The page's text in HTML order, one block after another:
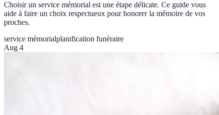
Choisir un service mémorial est une étape délicate. Ce guide vous
aide à faire un choix respectueux pour honorer la mémoire de vos
proches.
service mémorialplanification funéraire
Aug 4